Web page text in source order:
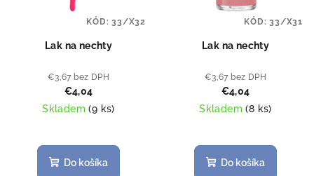
Lak na nechty
€3,67 bez DPH
€4,04
Skladem(9 ks)
Do košíka
KÓD:33/X32
Lak na nechty
€3,67 bez DPH
€4,04
Skladem(8 ks)
hodnotenie
produktu
Do košíka
KÓD:33/X31